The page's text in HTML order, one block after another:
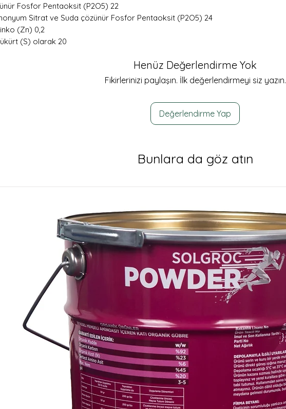
Fosfor Pentaoksit (P2O5) 22
Sitrat ve Suda çözünür Fosfor Pentaoksit (P2O5) 24
(Zn) 0,2
(S) olarak 20
Henüz Değerlendirme Yok
Fikirlerinizi paylaşın. İlk değerlendirmeyi siz yazın.
Değerlendirme Yap
Bunlara da göz atın